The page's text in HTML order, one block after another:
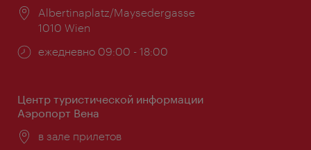
Расположение:
Albertinaplatz/Maysedergasse
1010 Wien
Часы
ежедневно 09:00 - 18:00
Центр туристической информации
Аэропорт Вена
Расположение:
в зале прилетов